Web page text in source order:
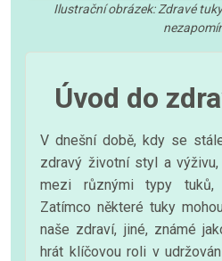
Ilustrační obrázek: Zdravé
Úvod do
V dnešní době, kdy se
zdravý životní styl a
mezi různými typy tuků,
Zatímco některé tuky
naše zdraví, jiné, známé
hrát klíčovou roli v